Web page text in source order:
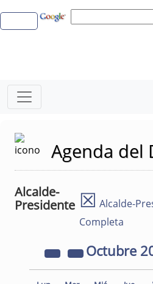
Agenda del
Alcalde-
Presidente ☒ Alcalde-
Completa
Octubre